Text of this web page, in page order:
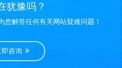
犹豫吗？
您解答任何有关网站疑难问题！
即咨询